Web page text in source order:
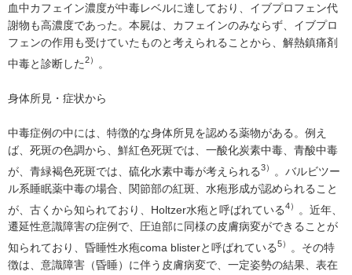
血中カフェイン濃度が中毒レベルに達しており、イブプロフェン代
謝物も高濃度であった。本屍は、カフェインのみならず、イブプロ
フェンの作用も受けていたものと考えられることから、解熱鎮痛剤
中毒と診断した2） 。
身体所見・症状から
中毒症例の中には、特徴的な身体所見を認める薬物がある。例え
ば、死斑の色調から、鮮紅色死斑では、一酸化炭素中毒、青酸中毒
が、青緑褐色死斑では、硫化水素中毒が考えられる3）
。バルビツー
ル系睡眠薬中毒の場合、関節部の紅斑、水疱形成が認められること
が、古くから知られており、Holtzer水疱と呼ばれている4）
。近年、
遷延性意識障害の症例で、圧迫部に同様の皮膚病変ができることが
知られており、昏睡性水疱coma blisterと呼ばれている5）
。その特
徴は、意識障害（昏睡）に伴う皮膚病変で、一定姿勢の結果、表在